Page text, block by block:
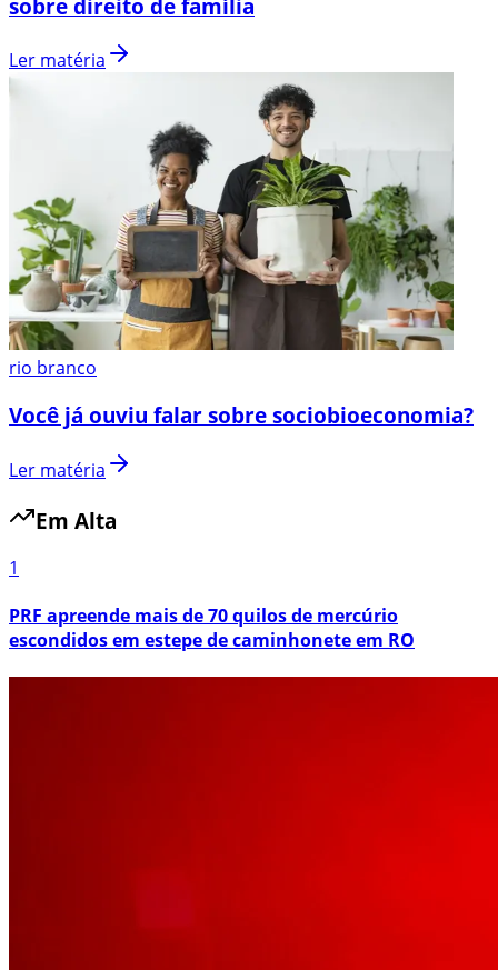
sobre direito de família
Ler matéria
rio branco
Você já ouviu falar sobre sociobioeconomia?
Ler matéria
Em Alta
1
PRF apreende mais de 70 quilos de mercúrio
escondidos em estepe de caminhonete em RO